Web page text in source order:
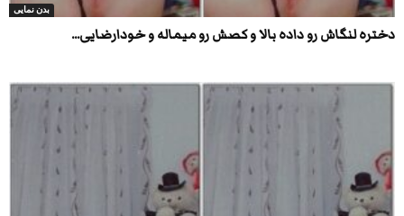
بدن نمایی
دختره لنگاش رو داده بالا و کصش رو میماله و خودارضایی...